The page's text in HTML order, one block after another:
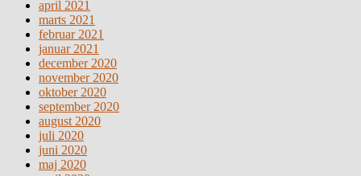
april 2021
marts 2021
februar 2021
januar 2021
december 2020
november 2020
oktober 2020
september 2020
august 2020
juli 2020
juni 2020
maj 2020